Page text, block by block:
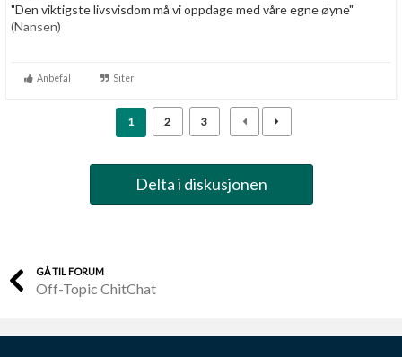
"Den viktigste livsvisdom må vi oppdage med våre egne øyne"
(Nansen)
(gassverktøy med lav vekt), Millvaukee ....og litt til
Anbefal Siter
1 2 3
Delta i diskusjonen
GÅ TIL FORUM
Off-Topic ChitChat